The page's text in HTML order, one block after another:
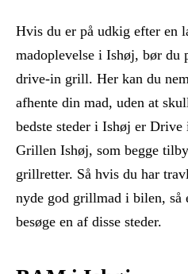
Hvis du er på udkig efter en
madoplevelse i Ishøj, bør du
drive-in grill. Her kan du
afhente din mad, uden at
bedste steder i Ishøj er
Grillen Ishøj, som begge
grillretter. Så hvis du har
nyde god grillmad i bilen,
besøge en af disse steder.